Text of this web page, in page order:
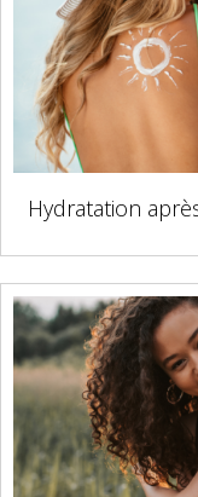
Hydratation